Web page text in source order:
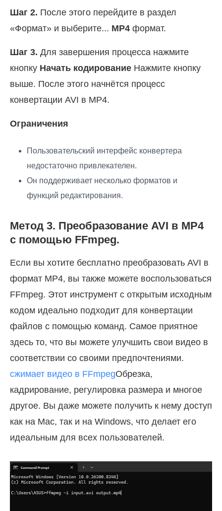
Шаг 2. После этого перейдите в раздел
«Формат» и выберите... MP4 формат.
Шаг 3. Для завершения процесса нажмите
кнопку Начать кодирование Нажмите кнопку
выше. После этого начнётся процесс
конвертации AVI в MP4.
Ограничения
Пользовательский интерфейс конвертера
недостаточно привлекателен.
Он поддерживает несколько форматов и
функций редактирования.
Метод 3. Преобразование AVI в MP4
с помощью FFmpeg.
Если вы хотите бесплатно преобразовать AVI в
формат MP4, вы также можете воспользоваться
FFmpeg. Этот инструмент с открытым исходным
кодом идеально подходит для конвертации
файлов с помощью команд. Самое приятное
здесь то, что вы можете улучшить свои видео в
соответствии со своими предпочтениями.
сжимает видео в FFmpegОбрезка,
кадрирование, регулировка размера и многое
другое. Вы даже можете получить к нему доступ
как на Mac, так и на Windows, что делает его
идеальным для всех пользователей.